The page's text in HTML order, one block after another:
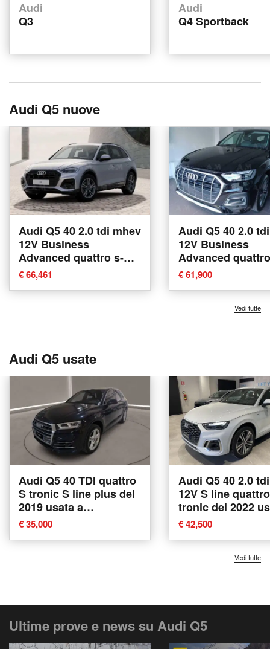
Audi
Q3
Audi
Q4 Sportback
Audi Q5 nuove
Audi Q5 40 2.0 tdi mhev
12V Business
Advanced quattro s-
tronic nuova a Padova
€ 66,461
Audi Q5 40 2.0
12V Business
Advanced
tronic nuova a
€ 61,900
Vedi tutte
Audi Q5 usate
Audi Q5 40 TDI quattro
S tronic S line plus del
2019 usata a
Caltanissetta
€ 35,000
Audi Q5 40 2.0
12V S line
tronic del 2022
Modugno
€ 42,500
Vedi tutte
Ultime prove e news su Audi Q5